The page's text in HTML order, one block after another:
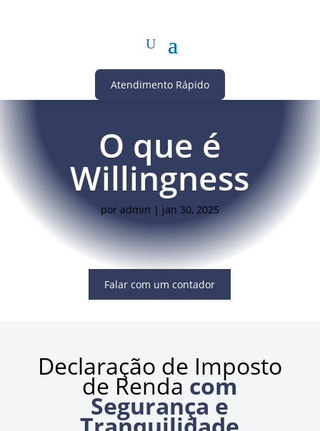
Atendimento Rápido
O que é
Willingness
por admin | jan 30, 2025
Falar com um contador
Declaração de Imposto
de Renda com
Segurança e